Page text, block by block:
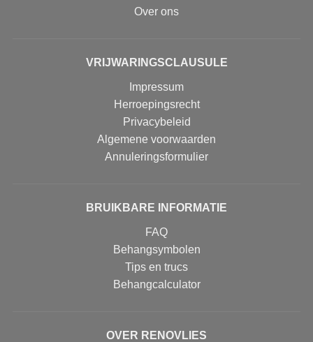
Over ons
VRIJWARINGSCLAUSULE
Impressum
Herroepingsrecht
Privacybeleid
Algemene voorwaarden
Annuleringsformulier
BRUIKBARE INFORMATIE
FAQ
Behangsymbolen
Tips en trucs
Behangcalculator
OVER RENOVLIES